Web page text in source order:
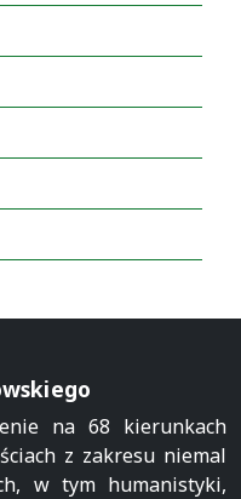
na 68 kierunkach
z zakresu niemal
w tym humanistyki,